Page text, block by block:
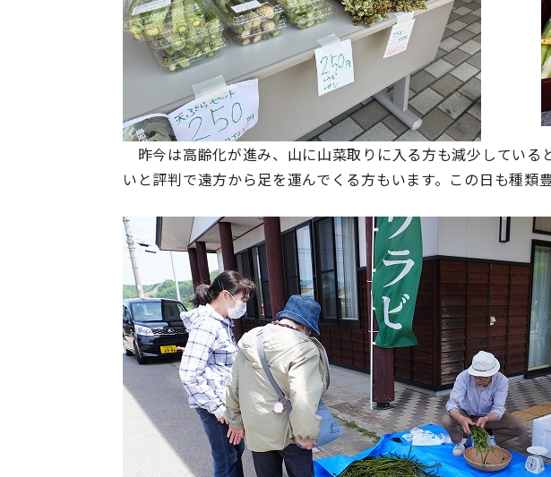
昨今は高齢化が進み、山に山菜取りに入る方も減少してい
いと評判で遠方から足を運んでくる方もいます。この日も種類